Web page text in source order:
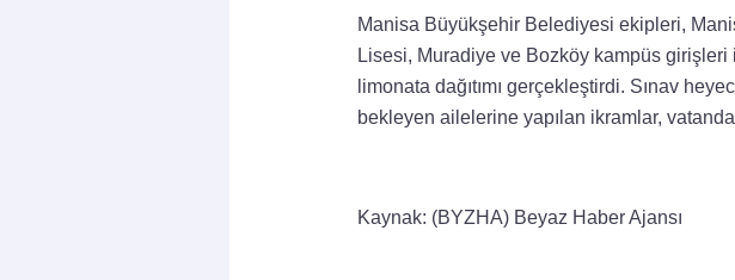
Manisa Büyükşehir Belediyesi ekipleri,
Lisesi, Muradiye ve Bozköy kampüs
limonata dağıtımı gerçekleştirdi. Sınav
bekleyen ailelerine yapılan ikramlar,
Kaynak: (BYZHA) Beyaz Haber Ajansı